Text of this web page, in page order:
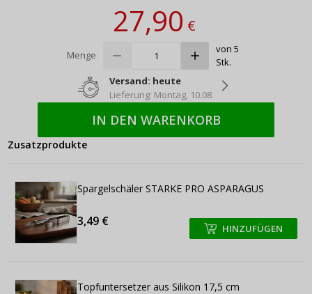
27,90€
Menge
von 5
Stk.
Versand: heute
Lieferung: Montag, 10.08
IN DEN WARENKORB
Zusatzprodukte
Spargelschäler STARKE PRO ASPARAGUS
3,49 € +
+ HINZUFÜGEN
Topfuntersetzer aus Silikon 17,5 cm